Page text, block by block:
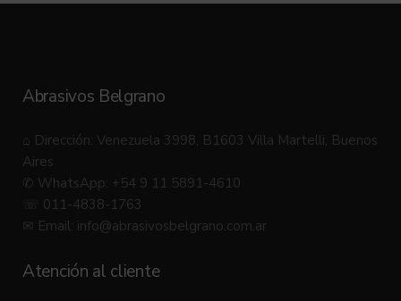
Abrasivos Belgrano
⌂ Dirección: Venezuela 3998, B1603 Villa Martelli, Buenos
Aires
✆ WhatsApp: +54 9 11 5891-4610
☏ 011-4838-1763
✉ Email: info@abrasivosbelgrano.com.ar
Atención al cliente